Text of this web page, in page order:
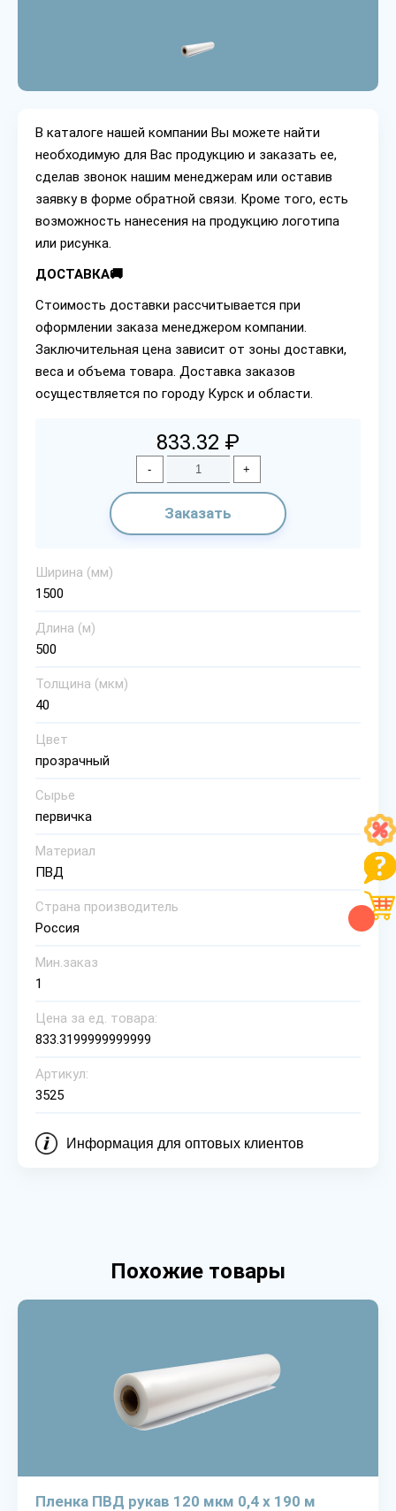
В каталоге нашей компании Вы можете найти
необходимую для Вас продукцию и заказать ее,
сделав звонок нашим менеджерам или оставив
заявку в форме обратной связи. Кроме того, есть
возможность нанесения на продукцию логотипа
или рисунка.
ДОСТАВКА🚚
Стоимость доставки рассчитывается при
оформлении заказа менеджером компании.
Заключительная цена зависит от зоны доставки,
веса и объема товара. Доставка заказов
осуществляется по городу Курск и области.
833.32 ₽
- +
Заказать
Ширина (мм)
1500
Длина (м)
500
Толщина (мкм)
40
Цвет
прозрачный
Сырье
первичка
Материал
ПВД
Страна производитель
Россия
Мин.заказ
1
Цена за ед. товара:
833.3199999999999
Артикул:
3525
Информация для оптовых клиентов
Похожие товары
Пленка ПВД рукав 120 мкм 0,4 х 190 м